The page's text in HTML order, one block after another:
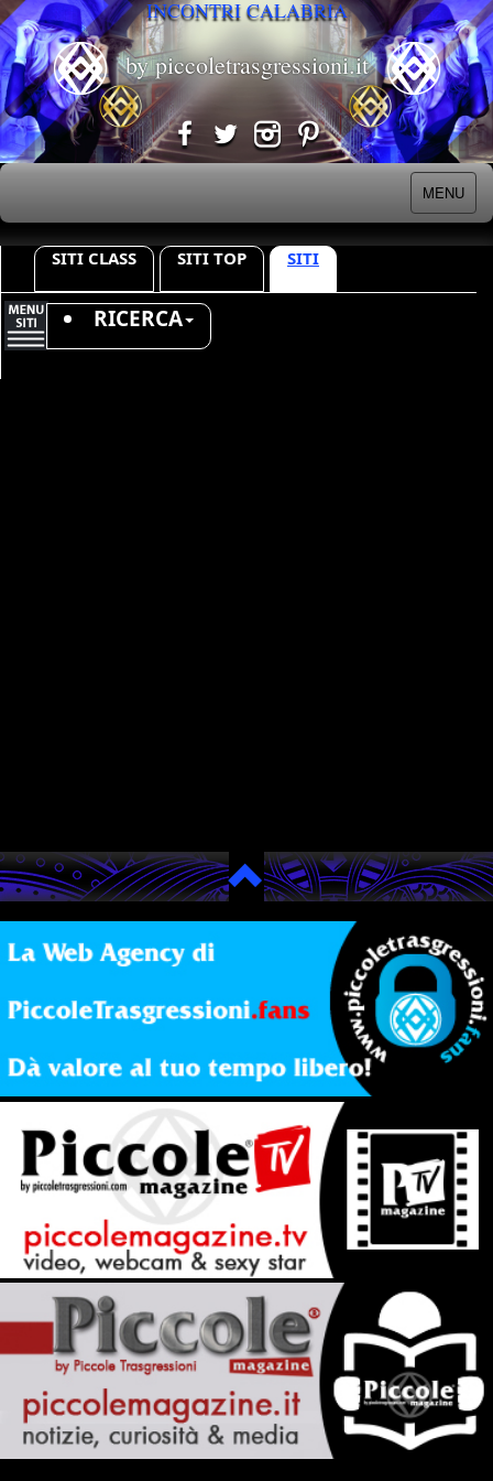
INCONTRI CALABRIA
by piccoletrasgressioni.it
MENU
SITI CLASS SITI TOP SITI
RICERCA